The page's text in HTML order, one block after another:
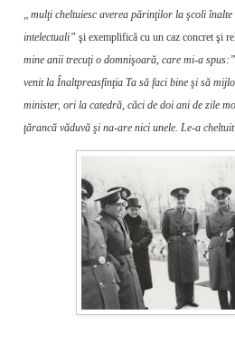
„ mulţi cheltuiesc averea părinţilor la şcoli
intelectuali” şi exemplifică cu un caz concret şi
mine anii trecuţi o domnişoară, care mi-a
venit la Înaltpreasfinţia Ta să faci bine şi să
minister, ori la catedră, căci de doi ani de zile
ţărancă văduvă şi na-are nici unele. Le-a